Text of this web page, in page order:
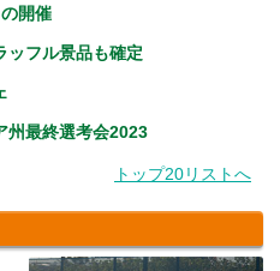
開催
ッフル景品も確定
州最終選考会2023
トップ20リストへ